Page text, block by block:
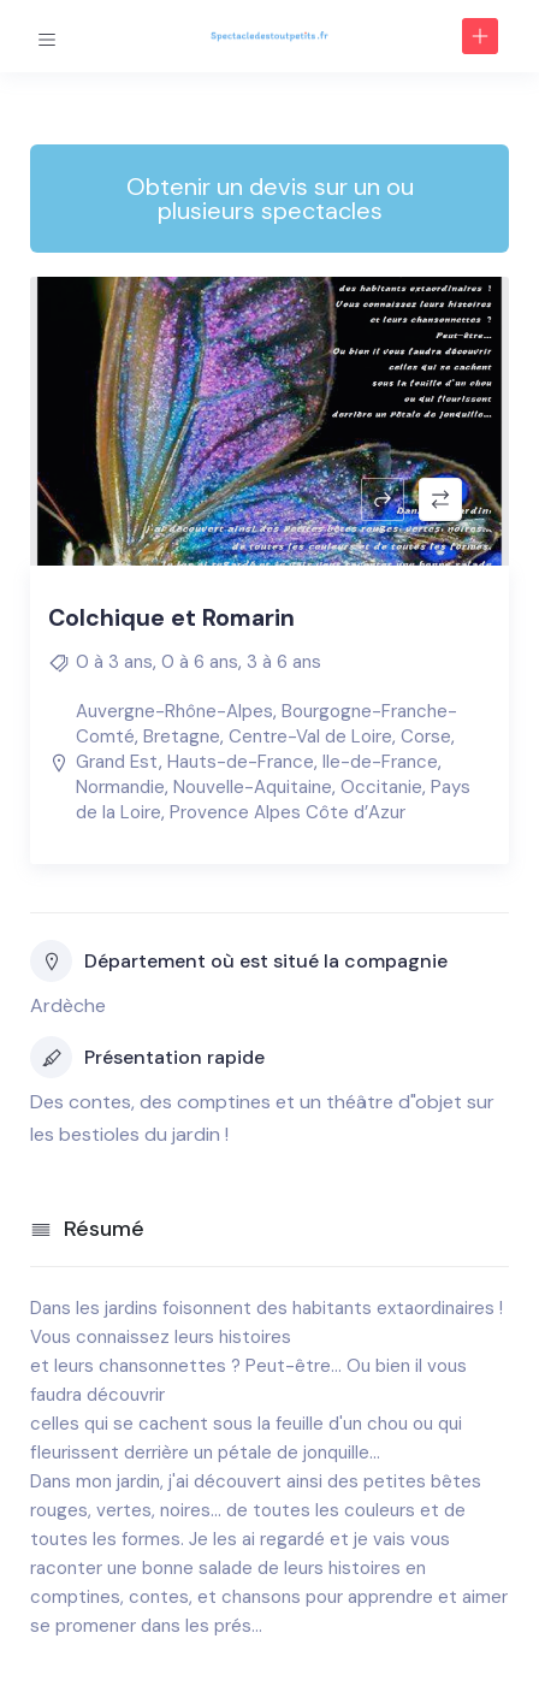
Obtenir un devis sur un ou
plusieurs spectacles
Colchique et Romarin
0 à 3 ans, 0 à 6 ans, 3 à 6 ans
Auvergne-Rhône-Alpes, Bourgogne-Franche-
Comté, Bretagne, Centre-Val de Loire, Corse,
Grand Est, Hauts-de-France, Ile-de-France,
Normandie, Nouvelle-Aquitaine, Occitanie, Pays
de la Loire, Provence Alpes Côte d’Azur
Département où est situé la compagnie
Ardèche
Présentation rapide
Des contes, des comptines et un théâtre d"objet sur
les bestioles du jardin !
Résumé
Dans les jardins foisonnent des habitants extaordinaires !
Vous connaissez leurs histoires
et leurs chansonnettes ? Peut-être... Ou bien il vous
faudra découvrir
celles qui se cachent sous la feuille d'un chou ou qui
fleurissent derrière un pétale de jonquille...
Dans mon jardin, j'ai découvert ainsi des petites bêtes
rouges, vertes, noires... de toutes les couleurs et de
toutes les formes. Je les ai regardé et je vais vous
raconter une bonne salade de leurs histoires en
comptines, contes, et chansons pour apprendre et aimer
se promener dans les prés...